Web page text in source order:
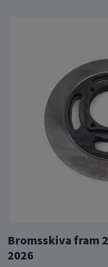
Bromsskiva fram
2026